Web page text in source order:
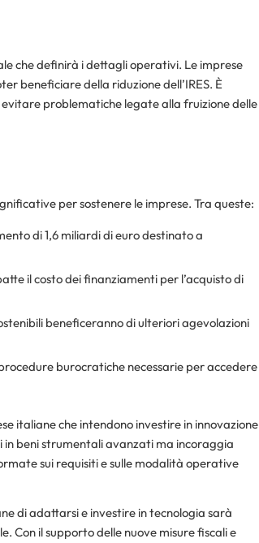
che definirà i dettagli operativi. Le imprese
beneficiare della riduzione dell’IRES. È
problematiche legate alla fruizione delle
per sostenere le imprese. Tra queste:
di 1,6 miliardi di euro destinato a
il costo dei finanziamenti per l’acquisto di
beneficeranno di ulteriori agevolazioni
burocratiche necessarie per accedere
italiane che intendono investire in innovazione
in beni strumentali avanzati ma incoraggia
sui requisiti e sulle modalità operative
di adattarsi e investire in tecnologia sarà
Con il supporto delle nuove misure fiscali e